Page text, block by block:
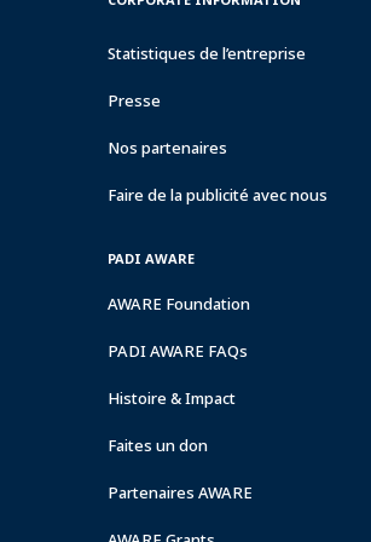
Statistiques de l’entreprise
Presse
Nos partenaires
Faire de la publicité avec nous
PADI AWARE
AWARE Foundation
PADI AWARE FAQs
Histoire & Impact
Faites un don
Partenaires AWARE